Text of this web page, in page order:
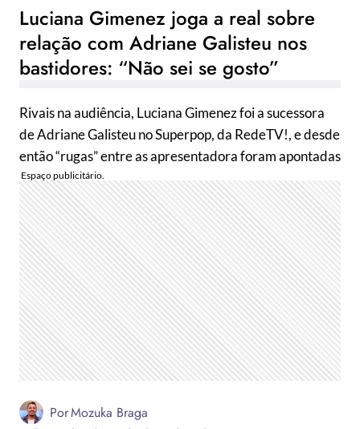
Luciana Gimenez joga a real sobre
relação com Adriane Galisteu nos
bastidores: “Não sei se gosto”
Rivais na audiência, Luciana Gimenez foi a sucessora
de Adriane Galisteu no Superpop, da RedeTV!, e desde
então “rugas” entre as apresentadora foram apontadas
PorMozuka Braga